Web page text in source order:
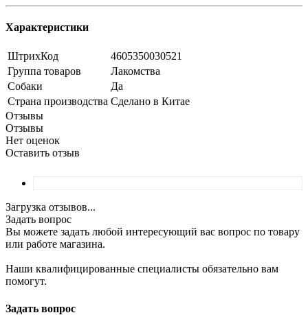
Характеристики
ШтрихКод
4605350030521
Группа товаров
Лакомства
Собаки
Да
Страна производства Сделано в Китае
Отзывы
Отзывы
Нет оценок
Оставить отзыв
Загрузка отзывов...
Задать вопрос
Вы можете задать любой интересующий вас вопрос по товару
или работе магазина.
Наши квалифицированные специалисты обязательно вам
помогут.
Задать вопрос